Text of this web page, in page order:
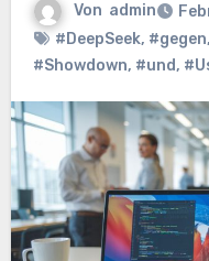
Von admin
#DeepSeek, #gegen,
#Showdown, #und,